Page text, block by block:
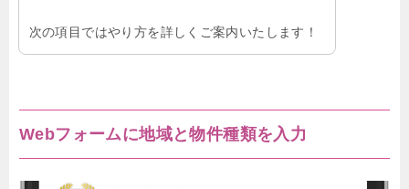
次の項目ではやり方を詳しくご案内いたします！
Webフォームに地域と物件種類を入力